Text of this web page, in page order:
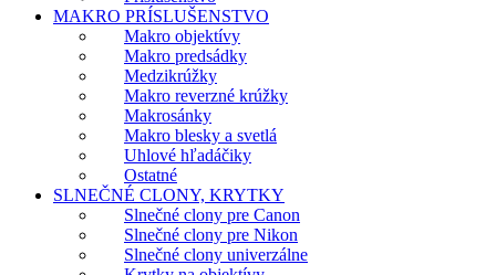
MAKRO PRÍSLUŠENSTVO
Makro objektívy
Makro predsádky
Medzikrúžky
Makro reverzné krúžky
Makrosánky
Makro blesky a svetlá
Uhlové hľadáčiky
Ostatné
SLNEČNÉ CLONY, KRYTKY
Slnečné clony pre Canon
Slnečné clony pre Nikon
Slnečné clony univerzálne